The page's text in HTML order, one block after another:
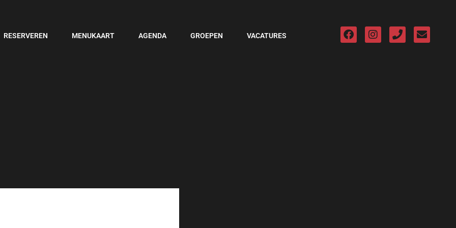
RESERVEREN MENUKAART AGENDA GROEPEN VACATURES